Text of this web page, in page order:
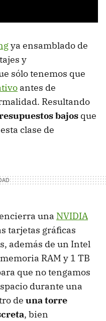
ya ensamblado de
y
sólo tenemos que
antes de
Resultando
bajos que
clase de
una NVIDIA
tarjetas gráficas
además de un Intel
RAM y 1 TB
que no tengamos
durante una
de una torre
, bien